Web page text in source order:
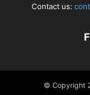
Contact us:
© Copyright